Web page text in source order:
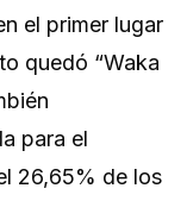
el primer lugar
quedó “Waka
para el
26,65% de los